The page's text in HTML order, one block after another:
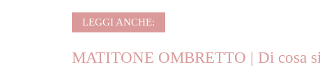
LEGGI ANCHE:
MATITONE OMBRETTO | Di cosa si